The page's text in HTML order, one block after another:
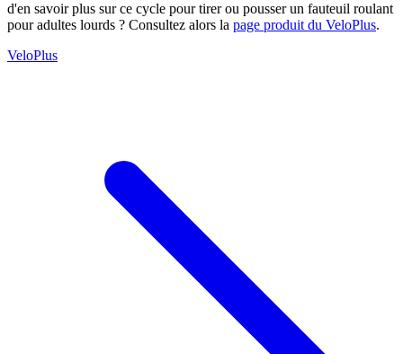
d'en savoir plus sur ce cycle pour tirer ou pousser un fauteuil roulant
pour adultes lourds ? Consultez alors la page produit du VeloPlus.
VeloPlus